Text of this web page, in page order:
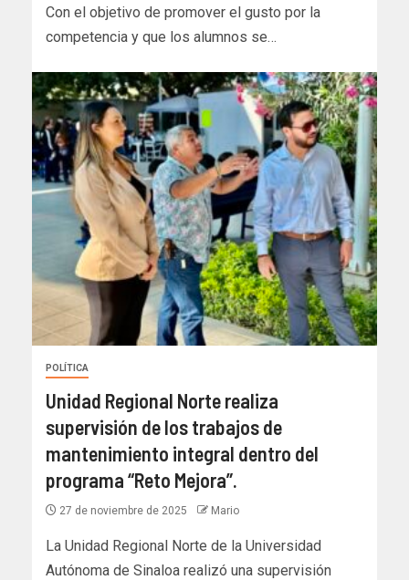
Con el objetivo de promover el gusto por la
competencia y que los alumnos se…
POLÍTICA
Unidad Regional Norte realiza
supervisión de los trabajos de
mantenimiento integral dentro del
programa “Reto Mejora”.
27 de noviembre de 2025 Mario
La Unidad Regional Norte de la Universidad
Autónoma de Sinaloa realizó una supervisión